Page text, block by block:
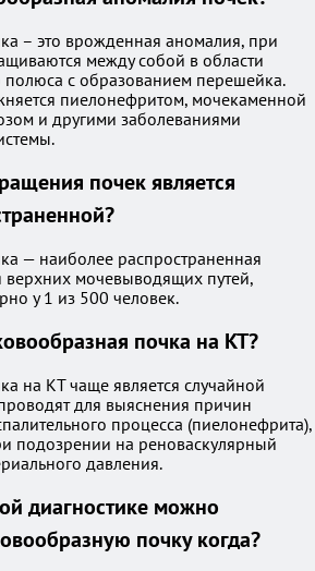
– это врожденная аномалия, при
между собой в области
с образованием перешейка.
пиелонефритом, мочекаменной
и другими заболеваниями
почек является
— наиболее распространенная
мочевыводящих путей,
у 1 из 500 человек.
почка на КТ?
на КТ чаще является случайной
для выяснения причин
процесса (пиелонефрита),
подозрении на реноваскулярный
давления.
диагностике можно
почку когда?